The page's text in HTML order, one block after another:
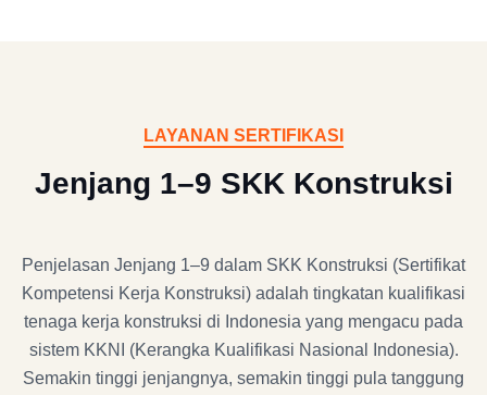
LAYANAN SERTIFIKASI
Jenjang 1–9 SKK Konstruksi
Penjelasan Jenjang 1–9 dalam SKK Konstruksi (Sertifikat
Kompetensi Kerja Konstruksi) adalah tingkatan kualifikasi
tenaga kerja konstruksi di Indonesia yang mengacu pada
sistem KKNI (Kerangka Kualifikasi Nasional Indonesia).
Semakin tinggi jenjangnya, semakin tinggi pula tanggung